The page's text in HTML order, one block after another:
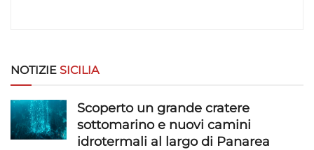
NOTIZIE SICILIA
Scoperto un grande cratere
sottomarino e nuovi camini
idrotermali al largo di Panarea